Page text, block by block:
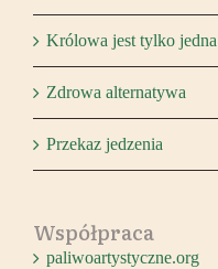
Królowa jest tylko jedna
Zdrowa alternatywa
Przekaz jedzenia
Współpraca
paliwoartystyczne.org